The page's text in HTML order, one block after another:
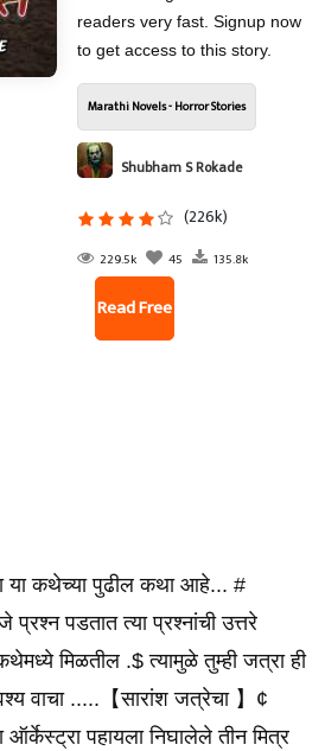
readers very fast. Signup now
to get access to this story.
Marathi Novels - Horror Stories
Shubham S Rokade
(226k)
229.5k 45 135.8k
Read Free
या कथेच्या पुढील कथा आहे... #
प्रश्न पडतात त्या प्रश्नांची उत्तरे
मिळतील .$ त्यामुळे तुम्ही जत्रा ही
वाचा .....【सारांश जत्रेचा 】¢
पहायला निघालेले तीन मित्र